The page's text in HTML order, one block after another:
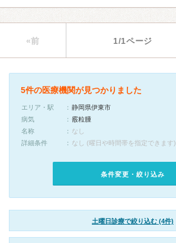
«前 1/1ページ
5件の医療機関が見つかりました
エリア・駅
静岡県伊東市
病気
霰粒腫
名称
なし
詳細条件
なし (曜日や時間帯を指定できます)
条件変更・絞り込み
土曜日診療で絞り込む (4件)